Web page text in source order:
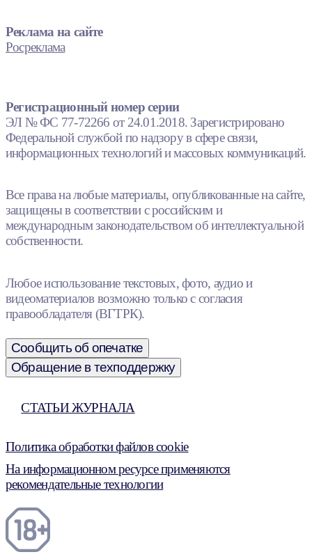
Реклама на сайте
Росреклама
Регистрационный номер серии
ЭЛ № ФС 77-72266 от 24.01.2018. Зарегистрировано
Федеральной службой по надзору в сфере связи,
информационных технологий и массовых коммуникаций.
Все права на любые материалы, опубликованные на сайте,
защищены в соответствии с российским и
международным законодательством об интеллектуальной
собственности.
Любое использование текстовых, фото, аудио и
видеоматериалов возможно только с согласия
правообладателя (ВГТРК).
Сообщить об опечатке
Обращение в техподдержку
СТАТЬИ ЖУРНАЛА
Политика обработки файлов cookie
На информационном ресурсе применяются
рекомендательные технологии